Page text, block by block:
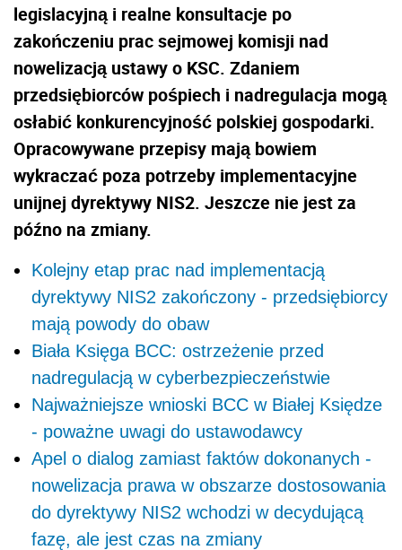
legislacyjną i realne konsultacje po
zakończeniu prac sejmowej komisji nad
nowelizacją ustawy o KSC. Zdaniem
przedsiębiorców pośpiech i nadregulacja mogą
osłabić konkurencyjność polskiej gospodarki.
Opracowywane przepisy mają bowiem
wykraczać poza potrzeby implementacyjne
unijnej dyrektywy NIS2. Jeszcze nie jest za
późno na zmiany.
Kolejny etap prac nad implementacją
dyrektywy NIS2 zakończony - przedsiębiorcy
mają powody do obaw
Biała Księga BCC: ostrzeżenie przed
nadregulacją w cyberbezpieczeństwie
Najważniejsze wnioski BCC w Białej Księdze
- poważne uwagi do ustawodawcy
Apel o dialog zamiast faktów dokonanych -
nowelizacja prawa w obszarze dostosowania
do dyrektywy NIS2 wchodzi w decydującą
fazę, ale jest czas na zmiany